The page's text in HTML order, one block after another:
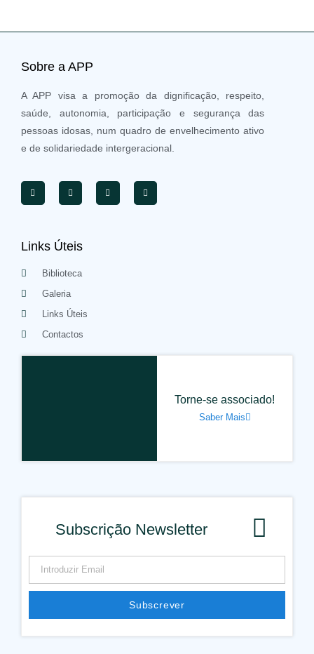
Sobre a APP
A APP visa a promoção da dignificação, respeito,
saúde, autonomia, participação e segurança das
pessoas idosas, num quadro de envelhecimento ativo
e de solidariedade intergeracional.
Links Úteis
Biblioteca
Galeria
Links Úteis
Contactos
Torne-se associado!
Saber Mais
Subscrição Newsletter
Subscrever